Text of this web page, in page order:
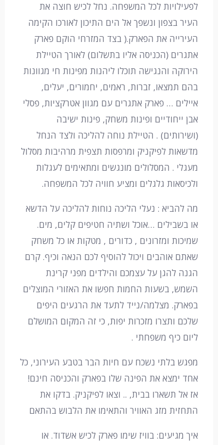
לפעילויות לכל המשפחה. נחל לכיש חוצה את
העיר בצפון ונשפך אל הים התיכון לאורכו הקימה
העירייה את הפארק.( בצד המזרחי הוקם פארק
אתגרים (הכניסה אליו בתשלום) לאורך הטיילת
הירוקה והנגישה תוכלו ליהנות מפינות חי מגוונות
בהם תמצאו, זברות, ראמים, יחמורים, יעלים,
איילים … פארק אתגרים עם מגוון אטרקציות, פסלי
אבן ייחודיים ופינות משחק, פינות ישיבה
(ושירותים) . הטיילת נוחה להליכה ולצד הנחל
מדשאות לפיקניק ומרפסות תצפית מרהיבות מסלול
מעגלי . המסלולים מונגשים ומתאימים לעגלות
ולכיסאות גלגלים ומציע חוויה לכל המשפחה.
מה להביא : נעלי הליכה נוחות להליכה על הדשא
או בשבילים …אוכל ושתיה חטיפים קלים, מים.
שמיכות ומזרונים , כדורים , מטקות או כל משחק
שאתם אוהבים ויכול להוסיף לכם הנאה וכיף. קרם
הגנה להגן על עצמכם והילדים מפני קרינת
השמש, בשעות החמות חפשו את האזורי המוצלים
בפארק. מצלמה/נייד לתעד את הרגעים היפים
שלכם ותצרו מזכרות יפות, כי זה המקום המושלם
ליום כיף משפחתי .
מפגש בלתי נשכח עם חיות הבר בטבע העירוני, כל
אחד ימצא את הפינה שלו בפארק והכניסה חינם!
אז אל תשארו בבית, .. וצאו לפיקניק. בדקו את
התחזית מזג האוויר והתאימו את הלבוש בהתאם
איך מגיעים: בוויז שימו פארק לכיש אשדוד. או